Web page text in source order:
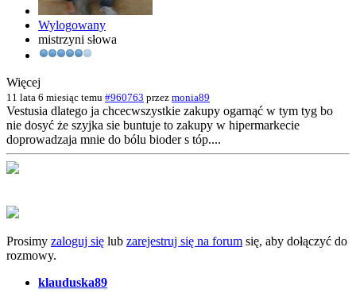
Wylogowany
mistrzyni słowa
Więcej
11 lata 6 miesiąc temu #960763 przez monia89
Vestusia dlatego ja chcecwszystkie zakupy ogarnąć w tym tyg bo
nie dosyć że szyjka sie buntuje to zakupy w hipermarkecie
doprowadzaja mnie do bólu bioder s tóp....
Prosimy zaloguj się lub zarejestruj się na forum się, aby dołączyć do
rozmowy.
klauduska89